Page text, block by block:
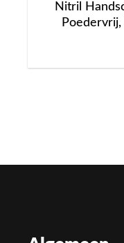
Nitril
Poedervrij,